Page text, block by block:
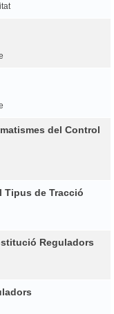
del Control
Tipus de Tracció
Reguladors